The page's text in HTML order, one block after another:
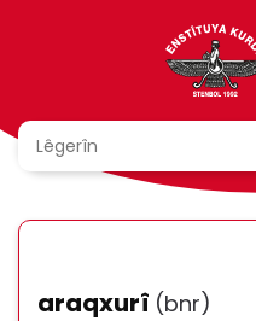
araqxurî (bnr)